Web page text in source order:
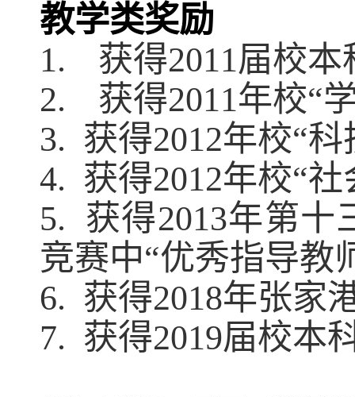
教学类奖励
1.
获得2011届校本
2.
获得2011年校“
3. 获得2012年校“科
4. 获得2012年校“社
5. 获得2013年第十
竞赛中“优秀指导教
6. 获得2018年张家
7. 获得2019届校本